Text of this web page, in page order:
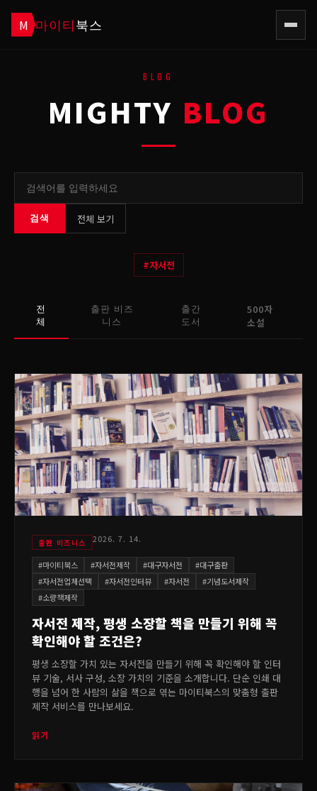
M 마이티북스
BLOG
MIGHTY BLOG
검색 전체 보기
#자서전
전
체
출판 비즈
니스
출간
도서
500자
소설
출판 비즈니스 2026. 7. 14.
#마이티북스 #자서전제작 #대구자서전 #대구출판
#자서전업체선택 #자서전인터뷰 #자서전 #기념도서제작
#소량책제작
자서전 제작, 평생 소장할 책을 만들기 위해 꼭
확인해야 할 조건은?
평생 소장할 가치 있는 자서전을 만들기 위해 꼭 확인해야 할 인터
뷰 기술, 서사 구성, 소장 가치의 기준을 소개합니다. 단순 인쇄 대
행을 넘어 한 사람의 삶을 책으로 엮는 마이티북스의 맞춤형 출판
제작 서비스를 만나보세요.
읽기